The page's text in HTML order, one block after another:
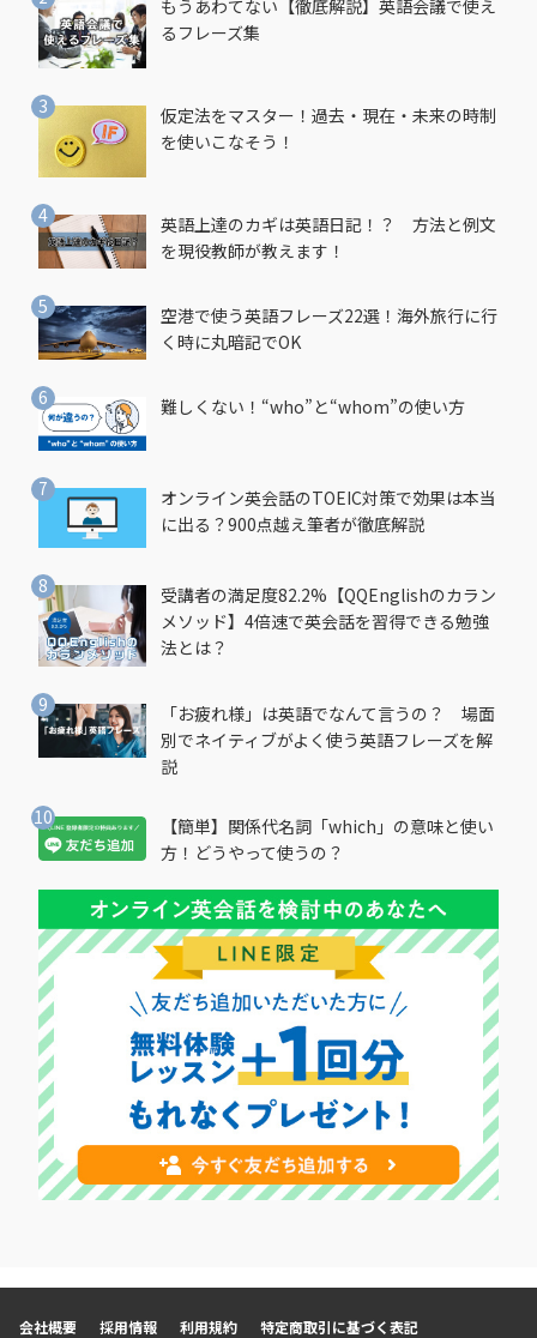
もうあわてない【徹底解説】英語会議で使え
るフレーズ集
仮定法をマスター！過去・現在・未来の時制
を使いこなそう！
英語上達のカギは英語日記！？ 方法と例文
を現役教師が教えます！
空港で使う英語フレーズ22選！海外旅行に行
く時に丸暗記でOK
難しくない！“who”と“whom”の使い方
オンライン英会話のTOEIC対策で効果は本当
に出る？900点越え筆者が徹底解説
受講者の満足度82.2%【QQEnglishのカラン
メソッド】4倍速で英会話を習得できる勉強
法とは？
「お疲れ様」は英語でなんて言うの？ 場面
別でネイティブがよく使う英語フレーズを解
説
【簡単】関係代名詞「which」の意味と使い
方！どうやって使うの？
会社概要 採用情報 利用規約 特定商取引に基づく表記